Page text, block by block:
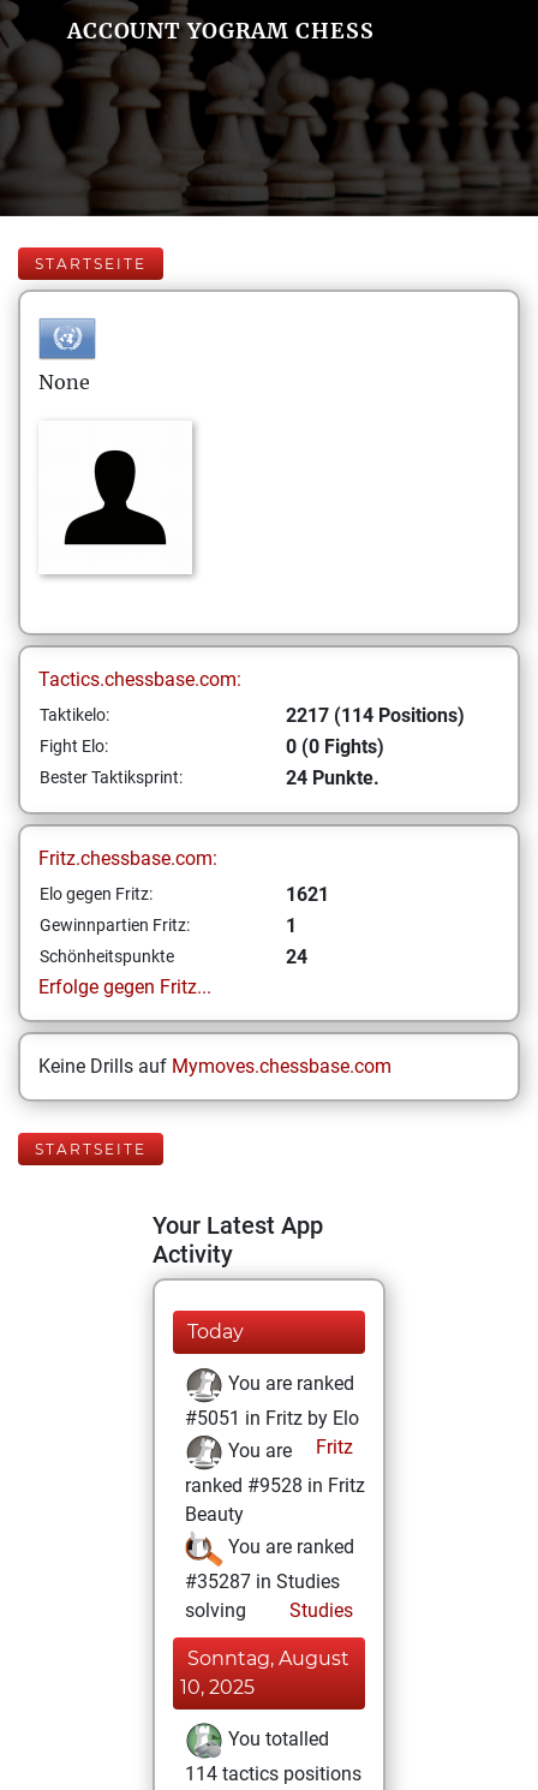
ACCOUNT YOGRAM CHESS
STARTSEITE
None
Tactics.chessbase.com:
Taktikelo: 2217 (114 Positions)
Fight Elo: 0 (0 Fights)
Bester Taktiksprint: 24 Punkte.
Fritz.chessbase.com:
Elo gegen Fritz: 1621
Gewinnpartien Fritz: 1
Schönheitspunkte
24
Erfolge gegen Fritz...
Keine Drills auf Mymoves.chessbase.com
STARTSEITE
Your Latest App
Activity
Today
You are ranked
#5051 in Fritz by Elo
Fritz
You are
ranked #9528 in Fritz
Beauty
You are ranked
#35287 in Studies
solving
Studies
Sonntag, August
10, 2025
You totalled
114 tactics positions